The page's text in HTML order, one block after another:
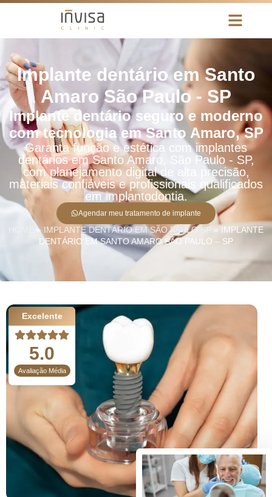
Implante dentário em Santo
Amaro São Paulo - SP
Implante dentário seguro e moderno
com tecnologia em Santo Amaro, SP
Garanta função e estética com implantes
dentários em Santo Amaro, São Paulo - SP,
com planejamento digital de alta precisão,
materiais confiáveis e profissionais qualificados
em implantodontia.
Agendar meu tratamento de implante
» IMPLANTE DENTÁRIO EM SÃO PAULO SP » IMPLANTE
DENTÁRIO EM SANTO AMARO SÃO PAULO – SP
Excelente
5.0
Avaliação Média